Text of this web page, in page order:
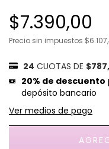
$7.390,00
Precio sin impuestos
24 CUOTAS DE
20% de descuento
depósito bancario
Ver medios de pago